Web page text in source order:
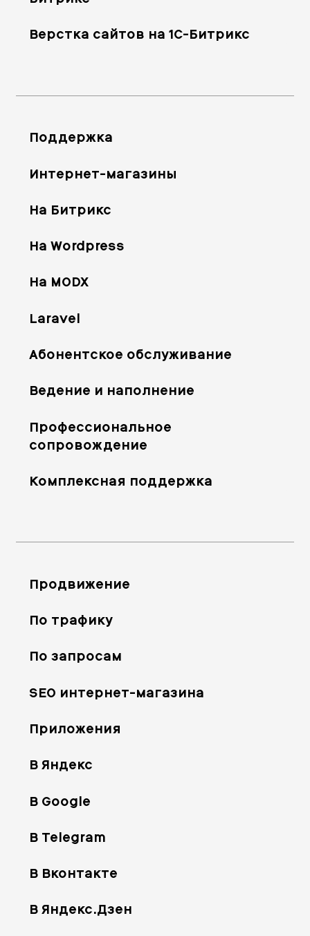
Верстка сайтов на 1С-Битрикс
Поддержка
Интернет-магазины
На Битрикс
На Wordpress
На MODX
Laravel
Абонентское обслуживание
Ведение и наполнение
Профессиональное
сопровождение
Комплексная поддержка
Продвижение
По трафику
По запросам
SEO интернет-магазина
Приложения
В Яндекс
В Google
В Telegram
В Вконтакте
В Яндекс.Дзен